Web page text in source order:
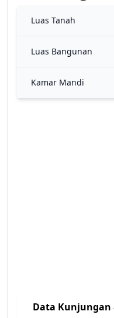
Luas Tanah
Luas Bangunan
Kamar Mandi
Data Kunjungan